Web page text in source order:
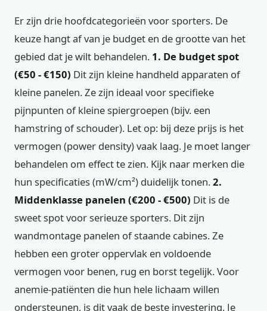
Er zijn drie hoofdcategorieën voor sporters. De
keuze hangt af van je budget en de grootte van het
gebied dat je wilt behandelen. 1. De budget spot
(€50 - €150) Dit zijn kleine handheld apparaten of
kleine panelen. Ze zijn ideaal voor specifieke
pijnpunten of kleine spiergroepen (bijv. een
hamstring of schouder). Let op: bij deze prijs is het
vermogen (power density) vaak laag. Je moet langer
behandelen om effect te zien. Kijk naar merken die
hun specificaties (mW/cm²) duidelijk tonen.2.
Middenklasse panelen (€200 - €500) Dit is de
sweet spot voor serieuze sporters. Dit zijn
wandmontage panelen of staande cabines. Ze
hebben een groter oppervlak en voldoende
vermogen voor benen, rug en borst tegelijk. Voor
anemie-patiënten die hun hele lichaam willen
ondersteunen, is dit vaak de beste investering. Je